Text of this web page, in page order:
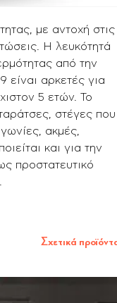
με αντοχή στις
Η λευκότητά
από την
αρκετές για
5 ετών. Το
στέγες που
ακμές,
και για την
προστατευτικό
Σχετικά